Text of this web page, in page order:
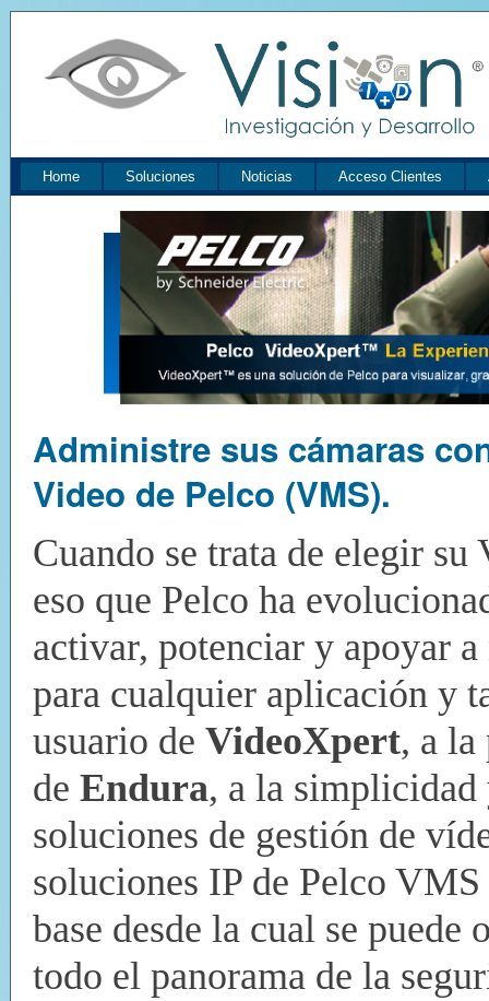
Home Soluciones Noticias Acceso Clientes
Administre sus cámaras
Video de Pelco (VMS).
Cuando se trata de elegir
eso que Pelco ha
activar, potenciar y apoyar
para cualquier aplicación y
usuario de VideoXpert, a la
de Endura, a la
soluciones de gestión de
soluciones IP de Pelco
base desde la cual se puede
todo el panorama de la